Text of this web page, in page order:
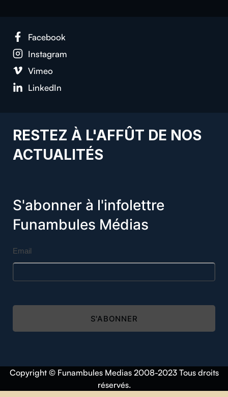
Facebook
Instagram
Vimeo
LinkedIn
RESTEZ À L'AFFÛT DE NOS
ACTUALITÉS
S'abonner à l'infolettre
Funambules Médias
Email
S'ABONNER
Copyright © Funambules Medias 2008-2023 Tous droits
réservés.